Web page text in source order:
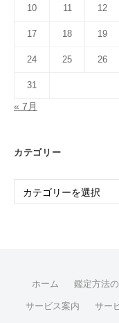
10 11 12
17 18 19
24 25 26
31
« 7月
カテゴリー
カ
ホーム 鑑定方法
サービス案内 サー